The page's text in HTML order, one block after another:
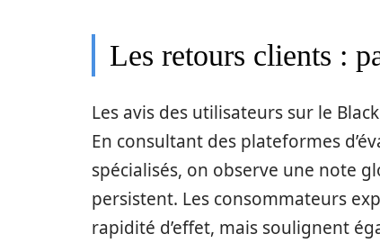
Les retours clients :
Les avis des utilisateurs sur le
En consultant des plateformes
spécialisés, on observe une note
persistent. Les consommateurs
rapidité d’effet, mais soulignent